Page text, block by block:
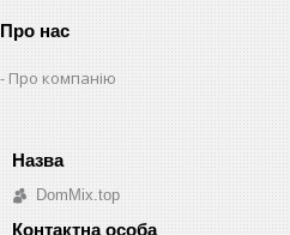
Про нас
Про компанію
DomMix.top